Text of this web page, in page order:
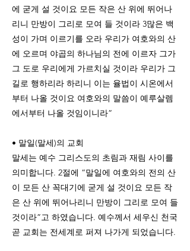
에 굳게 설 것이요 모든 작은 산 위에 뛰어나
리니 만방이 그리로 모여 들 것이라 3많은 백
성이 가며 이르기를 오라 우리가 여호와의 산
에 오르며 야곱의 하나님의 전에 이르자 그가
그 도로 우리에게 가르치실 것이라 우리가 그
길로 행하리라 하리니 이는 율법이 시온에서
부터 나올 것이요 여호와의 말씀이 예루살렘
에서부터 나올 것임이니라”
• 말일(말세)의 교회
말세는 예수 그리스도의 초림과 재림 사이를
의미합니다. 2절에 “말일에 여호와의 전의 산
이 모든 산 꼭대기에 굳게 설 것이요 모든 작
은 산 위에 뛰어나리니 만방이 그리로 모여 들
것이라”고 하였습니다. 예수께서 세우신 천국
곧 교회는 전세계로 퍼져 나가게 되었습니다.